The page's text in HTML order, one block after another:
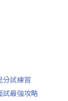
分試練習
試最強攻略